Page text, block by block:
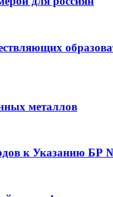
металлов
к Указанию БР